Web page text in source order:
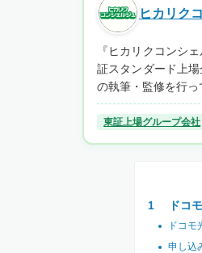
ヒカリク
『ヒカリクコンシ
証スタンダード上
の執筆・監修を行っ
東証上場グループ会社
ドコ
ドコモ
申し込